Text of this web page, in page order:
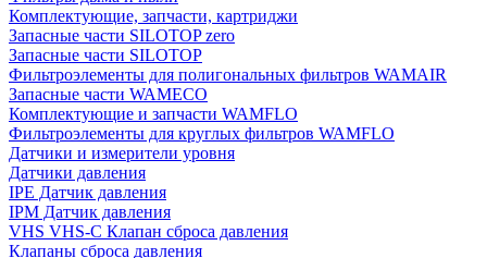
Комплектующие, запчасти, картриджи
Запасные части SILOTOP zero
Запасные части SILOTOP
Фильтроэлементы для полигональных фильтров WAMAIR
Запасные части WAMECO
Комплектующие и запчасти WAMFLO
Фильтроэлементы для круглых фильтров WAMFLO
Датчики и измерители уровня
Датчики давления
IPE Датчик давления
IPM Датчик давления
VHS VHS-C Клапан сброса давления
Клапаны сброса давления